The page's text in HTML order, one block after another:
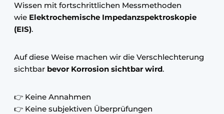
Wissen mit fortschrittlichen Messmethoden
wie Elektrochemische Impedanzspektroskopie
(EIS).
Auf diese Weise machen wir die Verschlechterung
sichtbar bevor Korrosion sichtbar wird.
👉 Keine Annahmen
👉 Keine subjektiven Überprüfungen